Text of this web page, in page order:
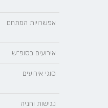
אפשרויות המתחם
אירועים בסופ״ש
סוגי אירועים
נגישות וחניה